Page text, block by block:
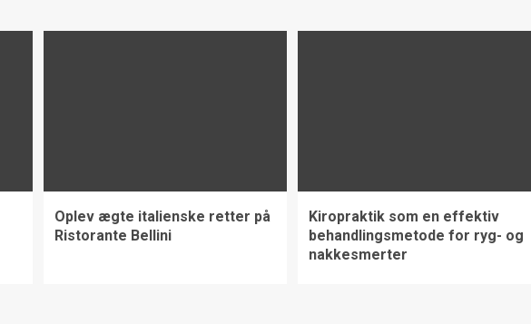
Oplev ægte italienske retter på
Ristorante Bellini
Kiropraktik som en effektiv
behandlingsmetode for ryg- og
nakkesmerter